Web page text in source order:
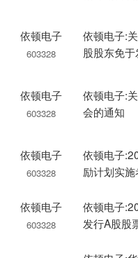
依顿电子
603328
依顿电子:
股股东免
依顿电子
603328
依顿电子:
会的通知
依顿电子
603328
依顿电子
励计划实
依顿电子
603328
依顿电子
发行A股股